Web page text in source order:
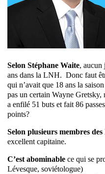
Selon Stéphane Waite, aucun
ans dans la LNH. Donc faut
qui n’avait que 18 ans la
pas un certain Wayne
a enfilé 51 buts et fait 86
points?
Selon plusieurs membres des
excellent capitaine.
C’est abominable ce qui se
Lévesque, soviétologue)